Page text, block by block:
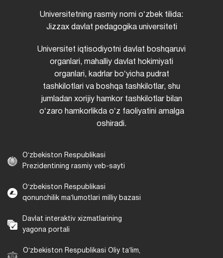
Universitetning rasmiy nomi oʻzbek tilida:
Jizzax davlat pedagogika universiteti
Universitet iqtisodiyotni davlat boshqaruvi
organlari, mahalliy davlat hokimiyati
organlari, kadrlar boʻyicha pudrat
tashkilotlari va boshqa tashkilotlar, shu
jumladan xorijiy hamkor tashkilotlar bilan
oʻzaro hamkorlikda oʻz faoliyatini amalga
oshiradi.
Oʻzbekiston Respublikasi
Prezidentining rasmiy veb-sayti
Oʻzbekiston Respublikasi
qonunchilik maʼlumotlari milliy bazasi
Davlat interaktiv xizmatlarining
yagona portali
Oʻzbekiston Respublikasi Oliy taʼlim,